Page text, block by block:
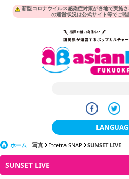
新型コロナウイルス感染症対策が各地で実施
の運営状況は公式サイト等でご確
日本語
ホーム 写真 Etcetra SNAP SUNSET LIVE
SUNSET LIVE